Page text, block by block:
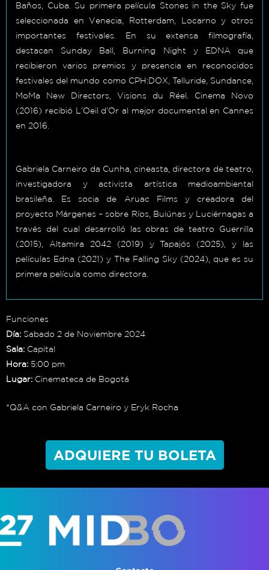
Baños, Cuba. Su primera película Stones in the Sky fue
seleccionada en Venecia, Rotterdam, Locarno y otros
importantes festivales. En su extensa filmografía,
destacan Sunday Ball, Burning Night y EDNA que
recibieron varios premios y presencia en reconocidos
festivales del mundo como CPH:DOX, Telluride, Sundance,
MoMa New Directors, Visions du Réel. Cinema Novo
(2016) recibió L’Oeil d’Or al mejor documental en Cannes
en 2016.
Gabriela Carneiro da Cunha, cineasta, directora de teatro,
investigadora y activista artística medioambiental
brasileña. Es socia de Aruac Films y creadora del
proyecto Márgenes – sobre Ríos, Buiúnas y Luciérnagas a
través del cual desarrolló las obras de teatro Guerrilla
(2015), Altamira 2042 (2019) y Tapajós (2025), y las
películas Edna (2021) y The Falling Sky (2024), que es su
primera película como directora.
Funciones
Día: Sabado 2 de Noviembre 2024
Sala: Capital
Hora: 5:00 pm
Lugar: Cinemateca de Bogotá
*Q&A con Gabriela Carneiro y Eryk Rocha
ADQUIERE TU BOLETA